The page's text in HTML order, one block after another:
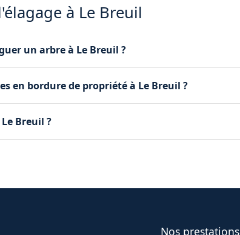
à Le Breuil
un arbre à Le Breuil ?
certaines espèces, une taille en vert (été) est
situation à Le Breuil.
en bordure de propriété à Le Breuil ?
tenu de les élaguer. Nous intervenons pour une
Breuil ?
Nos prestations